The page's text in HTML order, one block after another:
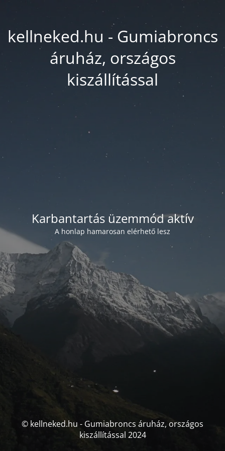
kellneked.hu - Gumiabroncs
áruház, országos
kiszállítással
Karbantartás üzemmód aktív
A honlap hamarosan elérhető lesz
© kellneked.hu - Gumiabroncs áruház, országos
kiszállítással 2024